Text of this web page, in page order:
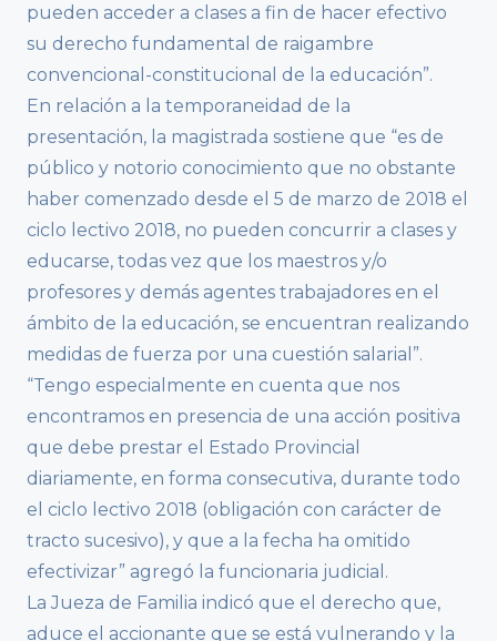
pueden acceder a clases a fin de hacer efectivo
su derecho fundamental de raigambre
convencional-constitucional de la educación”.
En relación a la temporaneidad de la
presentación, la magistrada sostiene que “es de
público y notorio conocimiento que no obstante
haber comenzado desde el 5 de marzo de 2018 el
ciclo lectivo 2018, no pueden concurrir a clases y
educarse, todas vez que los maestros y/o
profesores y demás agentes trabajadores en el
ámbito de la educación, se encuentran realizando
medidas de fuerza por una cuestión salarial”.
“Tengo especialmente en cuenta que nos
encontramos en presencia de una acción positiva
que debe prestar el Estado Provincial
diariamente, en forma consecutiva, durante todo
el ciclo lectivo 2018 (obligación con carácter de
tracto sucesivo), y que a la fecha ha omitido
efectivizar” agregó la funcionaria judicial.
La Jueza de Familia indicó que el derecho que,
aduce el accionante que se está vulnerando y la